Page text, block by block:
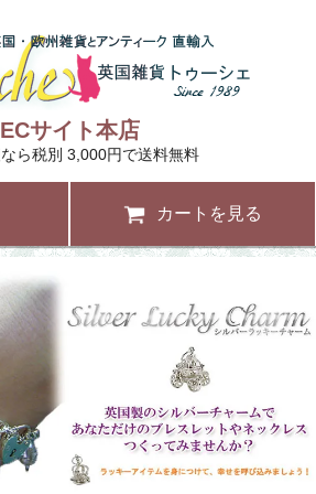
ECサイト本店
なら税別 3,000円で送料無料
カートを見る